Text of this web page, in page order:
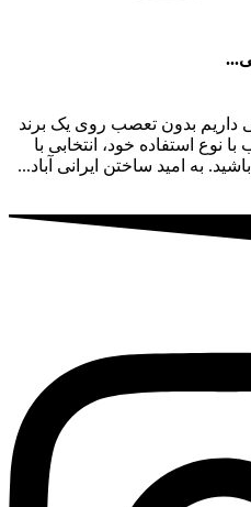
داریم بدون تعصب روی یک برند
نوع استفاده خود، انتخابی با
به امید ساختن ایرانی آباد...